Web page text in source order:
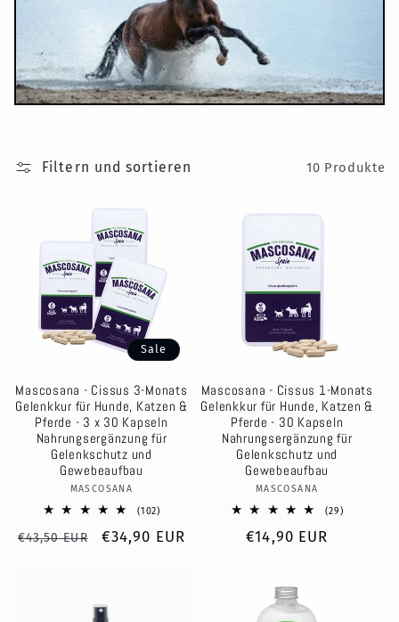
g
o
r
e
Filtern und sortieren 10 Produkte
Sale
Mascosana - Cissus 3-Monats
Gelenkkur für Hunde, Katzen &
Pferde - 3 x 30 Kapseln
Nahrungsergänzung für
Gelenkschutz und
Gewebeaufbau
Anbieter:
MASCOSANA
(102)102
insgesamt
Normaler
€43,50 EUR Verkaufspreis
€34,90 EUR
Mascosana - Cissus 1-Monats
Gelenkkur für Hunde, Katzen &
Pferde - 30 Kapseln
Nahrungsergänzung für
Gelenkschutz und
Gewebeaufbau
Anbieter:
MASCOSANA
(29)29
Normaler
€14,90 EUR